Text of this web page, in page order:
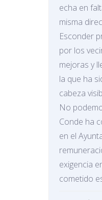
echa en
misma
Esconder
por los
mejoras y
la que ha
cabeza
No
Conde ha
en el
exigencia
cometido